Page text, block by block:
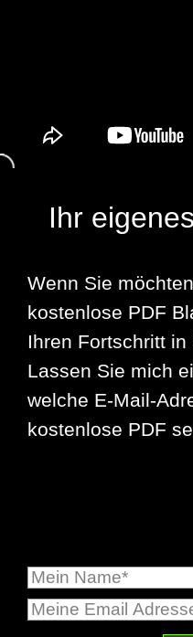
Ihr
Wenn Sie
kostenlose PDF
Ihren Fortschritt
Lassen Sie mich
welche E-Mail-
kostenlose PDF